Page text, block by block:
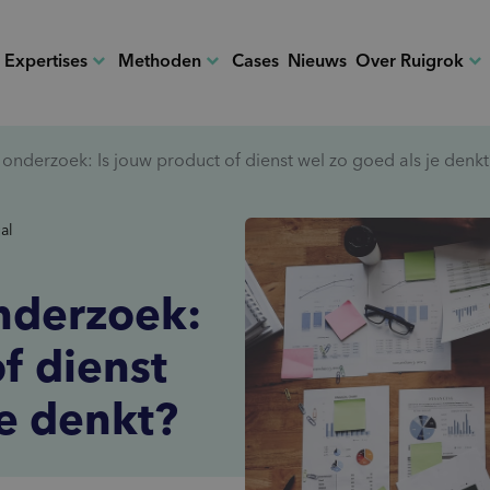
Expertises
Customer journey
Winkelervaring
sentiment_satisfiedTevredenheid
Methoden
Data & Insights kickstart
What’s Next workshop
cast_for_educationMasterclass
Cases Nieuws Over Ruigrok
Ons bedrijf
Ruigrok &
Onze
Is jouw product of dienst wel zo goed als je
dienst
denkt?